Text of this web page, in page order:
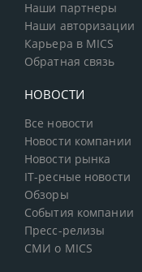
Наши партнеры
Наши авторизации
Карьера в MICS
Обратная связь
НОВОСТИ
Все новости
Новости компании
Новости рынка
IT-ресные новости
Обзоры
События компании
Пресс-релизы
СМИ о MICS